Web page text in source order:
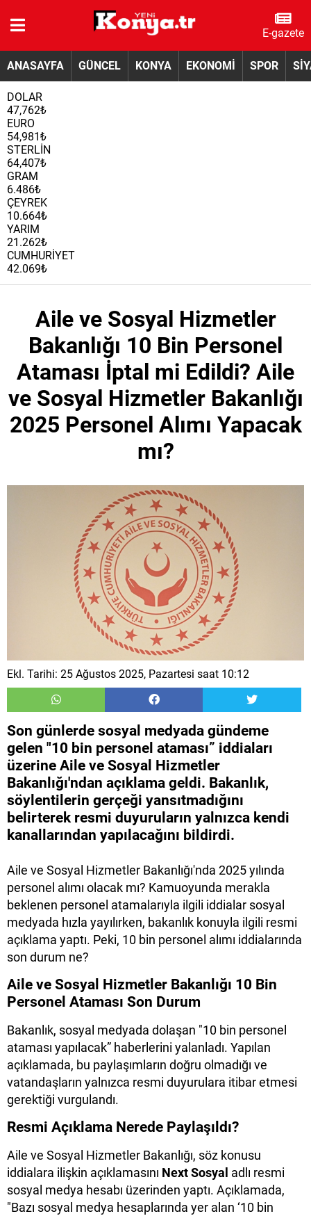
E-gazete
ANASAYFA GÜNCEL KONYA EKONOMİ SPOR
DOLAR
47,762₺
EURO
54,981₺
STERLİN
64,407₺
GRAM
6.486₺
ÇEYREK
10.664₺
YARIM
21.262₺
CUMHURİYET
42.069₺
Aile ve Sosyal Hizmetler
Bakanlığı 10 Bin Personel
Ataması İptal mi Edildi? Aile
ve Sosyal Hizmetler Bakanlığı
2025 Personel Alımı Yapacak
mı?
Ekl. Tarihi: 25 Ağustos 2025, Pazartesi saat 10:12
Son günlerde sosyal medyada gündeme
gelen "10 bin personel ataması” iddiaları
üzerine Aile ve Sosyal Hizmetler
Bakanlığı'ndan açıklama geldi. Bakanlık,
söylentilerin gerçeği yansıtmadığını
belirterek resmi duyuruların yalnızca kendi
kanallarından yapılacağını bildirdi.
Aile ve Sosyal Hizmetler Bakanlığı'nda 2025 yılında
personel alımı olacak mı? Kamuoyunda merakla
beklenen personel atamalarıyla ilgili iddialar sosyal
medyada hızla yayılırken, bakanlık konuyla ilgili resmi
açıklama yaptı. Peki, 10 bin personel alımı iddialarında
son durum ne?
Aile ve Sosyal Hizmetler Bakanlığı 10 Bin
Personel Ataması Son Durum
Bakanlık, sosyal medyada dolaşan "10 bin personel
ataması yapılacak” haberlerini yalanladı. Yapılan
açıklamada, bu paylaşımların doğru olmadığı ve
vatandaşların yalnızca resmi duyurulara itibar etmesi
gerektiği vurgulandı.
Resmi Açıklama Nerede Paylaşıldı?
Aile ve Sosyal Hizmetler Bakanlığı, söz konusu
iddialara ilişkin açıklamasını Next Sosyal adlı resmi
sosyal medya hesabı üzerinden yaptı. Açıklamada,
"Bazı sosyal medya hesaplarında yer alan ‘10 bin